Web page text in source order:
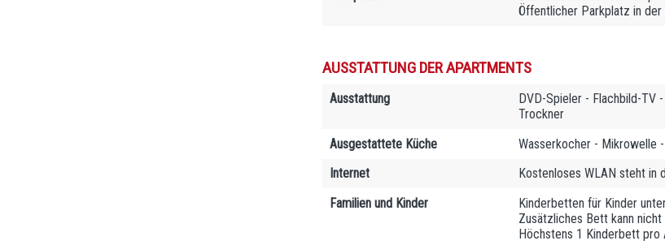
Öffentlicher Parkplatz in der
AUSSTATTUNG DER APARTMENTS
Ausstattung
DVD-Spieler - Flachbild-TV
Trockner
Ausgestattete Küche
Wasserkocher - Mikrowelle
Internet
Kostenloses WLAN steht in
Familien und Kinder
Kinderbetten für Kinder
Zusätzliches Bett kann
Höchstens 1 Kinderbett pro